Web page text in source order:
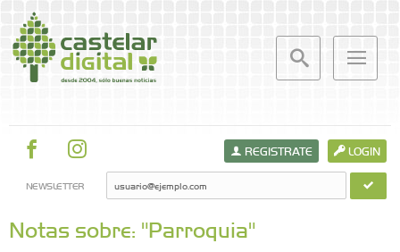
LOGIN
REGISTRATE
NEWSLETTER
Notas sobre: "Parroquia"